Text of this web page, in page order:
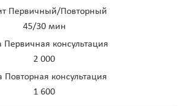
Первичный/Повторный
45/30 мин
Первичная консультация
2 000
Повторная консультация
1 600